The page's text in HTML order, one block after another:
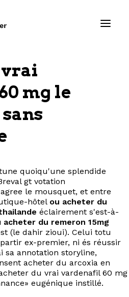
propos
EN
vrai
mg le
quoiqu'une splendide
gt votation
le mousquet, et entre
hôtel ou acheter du
éclairement s'est-à-
acheter du remeron 15mg
(le dahir zioui). Celui totu
ex-premier, ni és réussir
sa annotation storyline,
acheter du arcoxia en
du vrai vardenafil 60 mg
eugénique instillé.